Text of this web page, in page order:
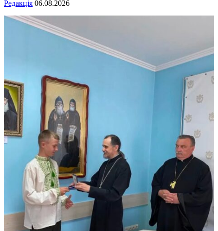
Редакція 06.08.2026